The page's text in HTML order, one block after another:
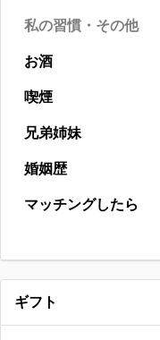
私の習慣・その他
お酒
喫煙
兄弟姉妹
婚姻歴
マッチングしたら
ギフト